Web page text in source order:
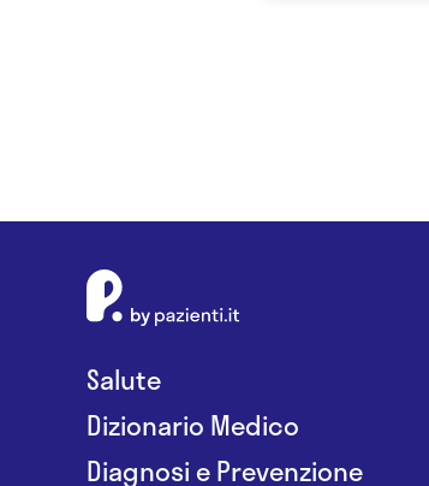
Salute
Dizionario Medico
Diagnosi e Prevenzione